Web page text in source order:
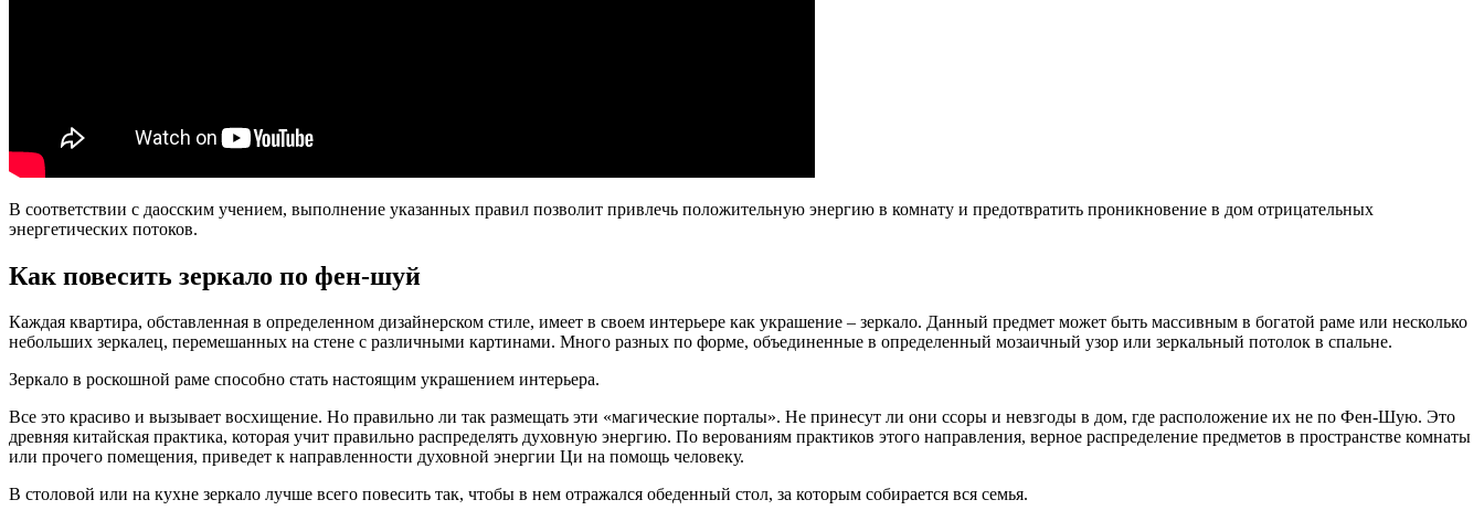
В соответствии с даосским учением, выполнение указанных правил позволит привлечь положительную энергию в комнату и предотвратить проникновение в дом отрицательных
энергетических потоков.
Как повесить зеркало по фен-шуй
Каждая квартира, обставленная в определенном дизайнерском стиле, имеет в своем интерьере как украшение – зеркало. Данный предмет может быть массивным в богатой раме или несколько
небольших зеркалец, перемешанных на стене с различными картинами. Много разных по форме, объединенные в определенный мозаичный узор или зеркальный потолок в спальне.
Зеркало в роскошной раме способно стать настоящим украшением интерьера.
Все это красиво и вызывает восхищение. Но правильно ли так размещать эти «магические порталы». Не принесут ли они ссоры и невзгоды в дом, где расположение их не по Фен-Шую. Это
древняя китайская практика, которая учит правильно распределять духовную энергию. По верованиям практиков этого направления, верное распределение предметов в пространстве комнаты
или прочего помещения, приведет к направленности духовной энергии Ци на помощь человеку.
В столовой или на кухне зеркало лучше всего повесить так, чтобы в нем отражался обеденный стол, за которым собирается вся семья.